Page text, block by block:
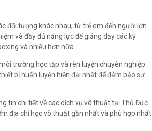
đối tượng khác nhau, từ trẻ em đến người lớn.
và đầy đủ năng lực để giảng dạy các kỹ
và nhiều hơn nữa.
trường học tập và rèn luyện chuyên nghiệp
bị huấn luyện hiện đại nhất để đảm bảo sự
tin chi tiết về các dịch vụ võ thuật tại Thủ Đức
địa chỉ học võ thuật gần nhất và phù hợp nhất